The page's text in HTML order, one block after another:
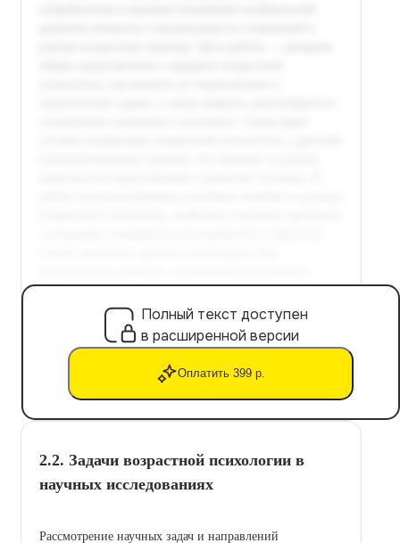
Полный текст доступен
в расширенной версии
Оплатить 399 р.
2.2. Задачи возрастной психологии в
научных исследованиях
Рассмотрение научных задач и направлений